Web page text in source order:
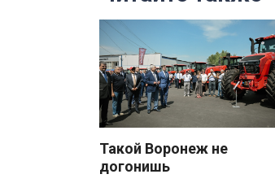
Такой Воронеж не
догонишь